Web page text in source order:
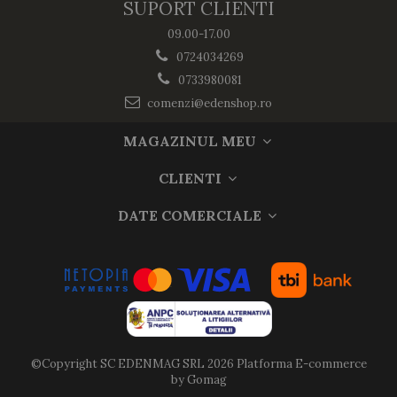
SUPORT CLIENTI
09.00-17.00
0724034269
0733980081
comenzi@edenshop.ro
MAGAZINUL MEU
CLIENTI
DATE COMERCIALE
©Copyright SC EDENMAG SRL 2026 Platforma E-commerce
by Gomag